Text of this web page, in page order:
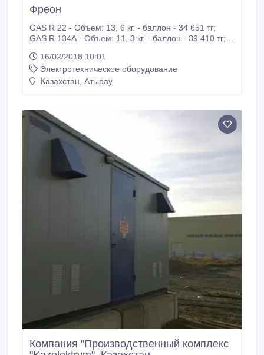
Фреон
GAS R 22 - Объем: 13, 6 кг. - баллон - 34 651 тг;
GAS R 134А - Объем: 11, 3 кг. - баллон - 39 410 тг;
16/02/2018 10:01
Электротехническое оборудование
Казахстан, Атырау
Компания "Производственный комплекс